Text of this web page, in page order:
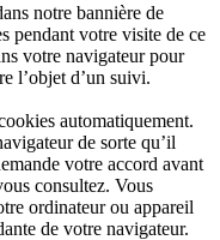
notre bannière de
pendant votre visite de ce
votre navigateur pour
l’objet d’un suivi.
automatiquement.
de sorte qu’il
votre accord avant
consultez. Vous
ordinateur ou appareil
de votre navigateur.